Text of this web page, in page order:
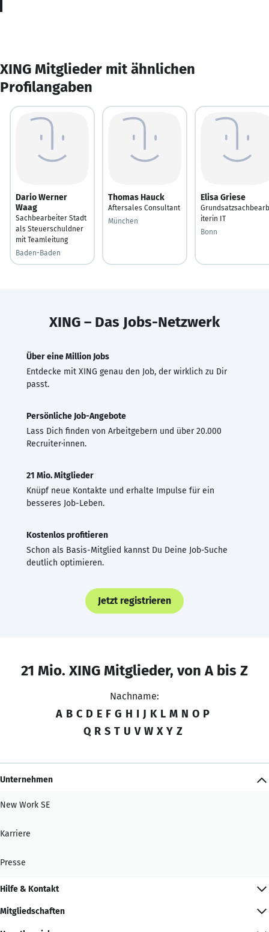
XING Mitglieder mit ähnlichen
Profilangaben
Dario Werner
Waag
Sachbearbeiter Stadt
als Steuerschuldner
mit Teamleitung
Baden-Baden
Thomas Hauck
Aftersales Consultant
München
Elisa Griese
iterin IT
Bonn
XING – Das Jobs-Netzwerk
Über eine Million Jobs
Entdecke mit XING genau den Job, der wirklich zu Dir
passt.
Persönliche Job-Angebote
Lass Dich finden von Arbeitgebern und über 20.000
Recruiter·innen.
21 Mio. Mitglieder
Knüpf neue Kontakte und erhalte Impulse für ein
besseres Job-Leben.
Kostenlos profitieren
Schon als Basis-Mitglied kannst Du Deine Job-Suche
deutlich optimieren.
Jetzt registrieren
21 Mio. XING Mitglieder, von A bis Z
Nachname:
A B C D E F G H I J K L M N O P
Q R S T U V W X Y Z
Unternehmen
New Work SE
Karriere
Presse
Hilfe & Kontakt
Mitgliedschaften